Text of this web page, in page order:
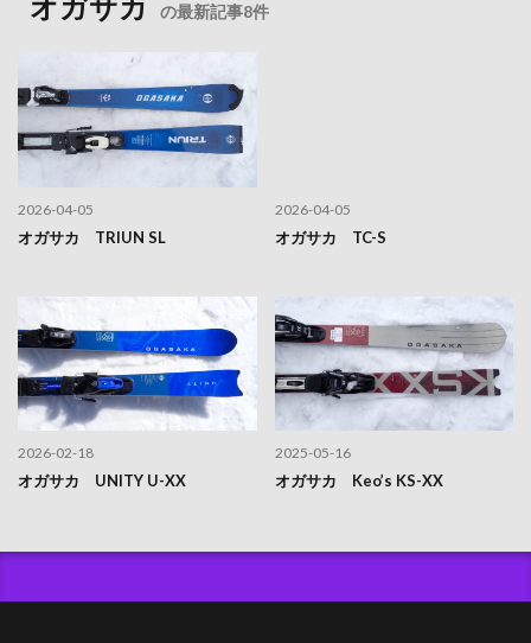
オガサカ の最新記事8件
2026-04-05
オガサカ TRIUN SL
2026-04-05
オガサカ TC-S
2026-02-18
オガサカ UNITY U-XX
2025-05-16
オガサカ Keo’s KS-XX